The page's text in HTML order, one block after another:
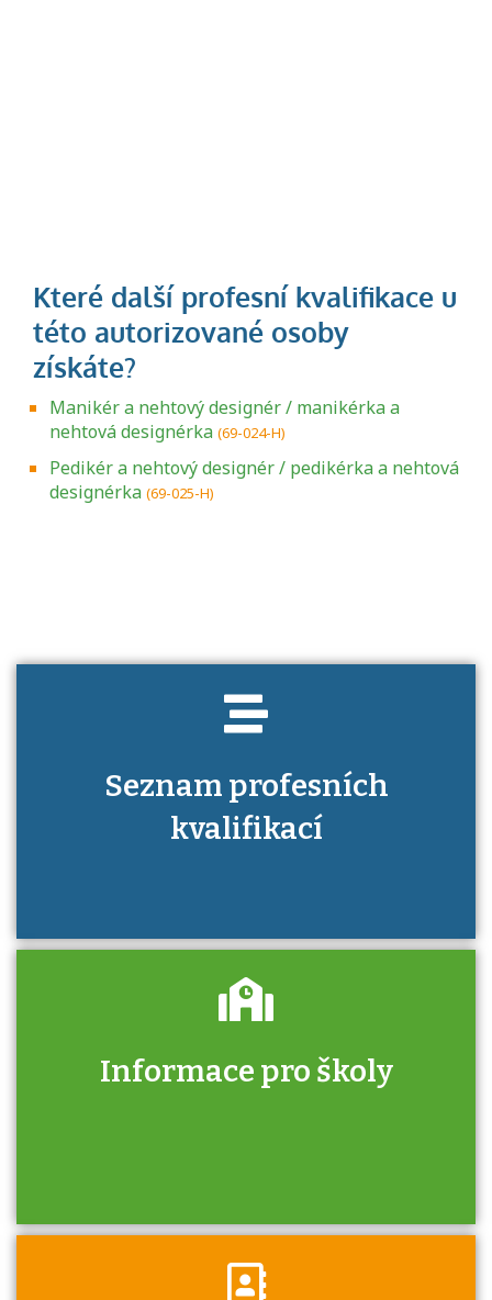
Manikér a nehtový designér / manikérka a
nehtová designérka (69-024-H)
Pedikér a nehtový designér / pedikérka a nehtová
designérka (69-025-H)
Seznam profesních
kvalifikací
Projděte si seznam profesních kvalifikací.
Informace pro školy
Zjistěte, jak se přihlásit ke zkoušce a kde